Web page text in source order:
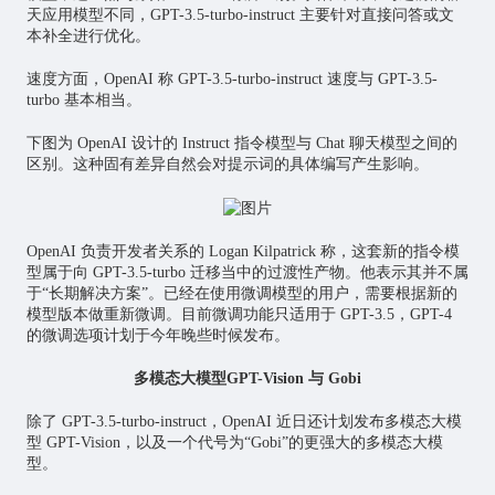
天应用模型不同，GPT-3.5-turbo-instruct 主要针对直接问答或文
本补全进行优化。
速度方面，OpenAI 称 GPT-3.5-turbo-instruct 速度与 GPT-3.5-
turbo 基本相当。
下图为 OpenAI 设计的 Instruct 指令模型与 Chat 聊天模型之间的
区别。这种固有差异自然会对提示词的具体编写产生影响。
OpenAI 负责开发者关系的 Logan Kilpatrick 称，这套新的指令模
型属于向 GPT-3.5-turbo 迁移当中的过渡性产物。他表示其并不属
于“长期解决方案”。已经在使用微调模型的用户，需要根据新的
模型版本做重新微调。目前微调功能只适用于 GPT-3.5，GPT-4
的微调选项计划于今年晚些时候发布。
多模态大模型GPT-Vision 与 Gobi
除了 GPT-3.5-turbo-instruct，OpenAI 近日还计划发布多模态大模
型 GPT-Vision，以及一个代号为“Gobi”的更强大的多模态大模
型。